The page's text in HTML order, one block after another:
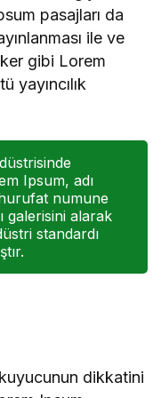
pasajları da
ile ve
gibi Lorem
yayıncılık
Ipsum, adı
numune
galerisini alarak
standardı
dikkatini